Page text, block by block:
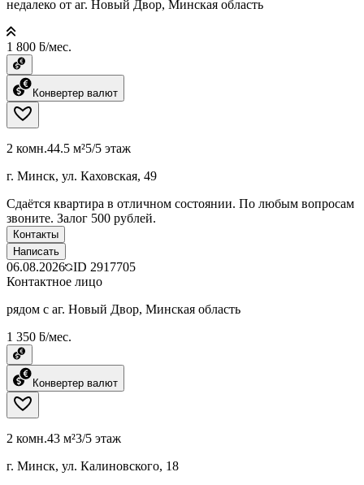
недалеко от аг. Новый Двор, Минская область
1 800 ƃ/мес.
Конвертер валют
2 комн.44.5 м²5/5 этаж
г. Минск, ул. Каховская, 49
Сдаётся квартира в отличном состоянии. По любым вопросам
звоните. Залог 500 рублей.
Контакты
Написать
06.08.2026 ID 2917705
Контактное лицо
рядом с аг. Новый Двор, Минская область
1 350 ƃ/мес.
Конвертер валют
2 комн.43 м²3/5 этаж
г. Минск, ул. Калиновского, 18